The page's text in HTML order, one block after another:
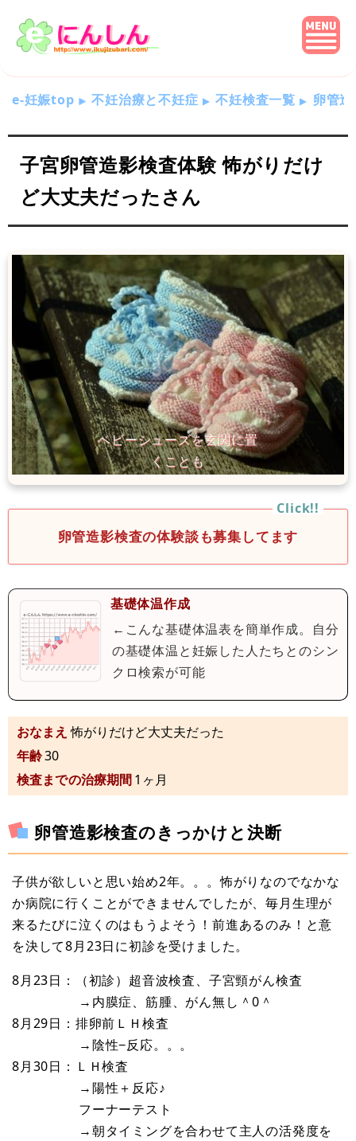
e-妊娠top 不妊治療と不妊症 不妊検査一覧 卵管
子宮卵管造影検査体験 怖がりだけ
ど大丈夫だったさん
卵管造影検査の体験談も募集してます
基礎体温作成
←こんな基礎体温表を簡単作成。自分
の基礎体温と妊娠した人たちとのシン
クロ検索が可能
おなまえ 怖がりだけど大丈夫だった
年齢30
検査までの治療期間1ヶ月
卵管造影検査のきっかけと決断
子供が欲しいと思い始め2年。。。怖がりなのでなかな
か病院に行くことができませんでしたが、毎月生理が
来るたびに泣くのはもうよそう！前進あるのみ！と意
を決して8月23日に初診を受けました。
8月23日：（初診）超音波検査、子宮頸がん検査
→内膜症、筋腫、がん無し＾0＾
8月29日：排卵前ＬＨ検査
→陰性−反応。。。
8月30日：ＬＨ検査
→陽性＋反応♪
フーナーテスト
→朝タイミングを合わせて主人の活発度を